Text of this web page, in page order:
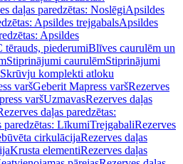
daļas paredzētas: NoslēgiApsildes
Apsildes trejgabalsApsildes
Apsildes
tērauds, piederumiBlīves caurulēm un
Stiprinājumi caurulēmStiprinājumi
Skrūvju komplekti atloku
varšGeberit Mapress varšRezerves
varšUzmavasRezerves daļas
daļas paredzētas:
paredzētas: LīkumiTrejgabaliRezerves
cirkulācijaRezerves daļas
Krusta elementiRezerves daļas